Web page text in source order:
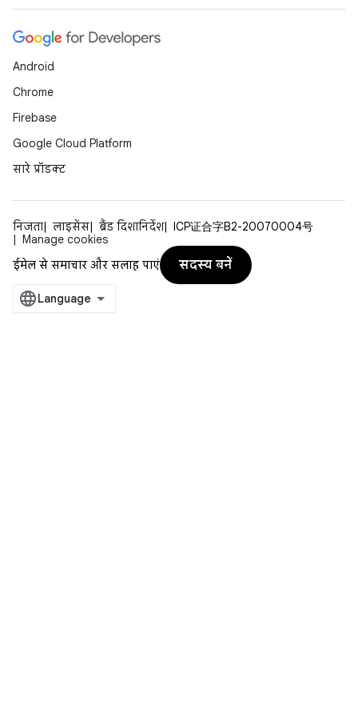
Android
Chrome
Firebase
Google Cloud Platform
सारे प्रॉडक्ट
निजता लाइसेंस ब्रैंड दिशानिर्देश
ICP证合字B2-20070004号
Manage cookies
ईमेल से समाचार और सलाह पाएं
सदस्य बनें